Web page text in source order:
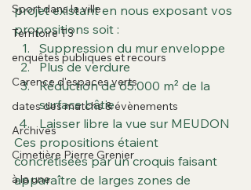
Sport dans la ville
Territoire T3
enquêtes publiques et recours
Carence d'espaces verts
dates des matchs & évènements
Archives
Cimetière Pierre Grenier
à la une
projet existant en nous exposant vos
propositions soit :
Suppression du mur enveloppe
Plus de verdure
Réduction de 65.000 m² de la
surface bâtie
Laisser libre la vue sur MEUDON
Ces propositions étaient
concrétisées par un croquis faisant
apparaître de larges zones de